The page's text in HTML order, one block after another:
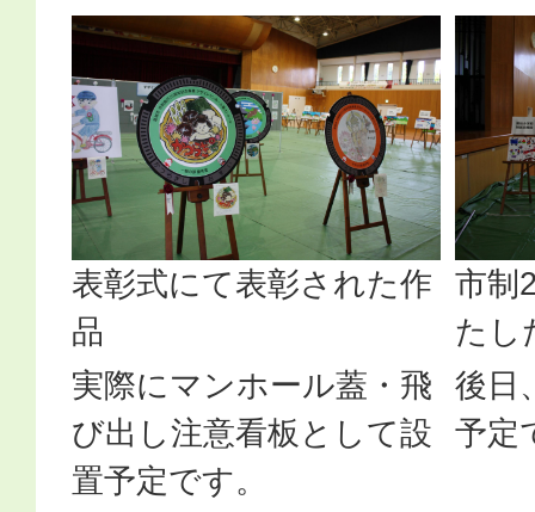
表彰式にて表彰された作
品
実際にマンホール蓋・飛
び出し注意看板として設
置予定です。
市制
たし
後日
予定